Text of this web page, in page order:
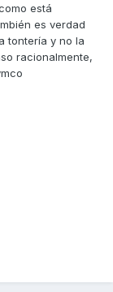
está
es verdad
tontería y no la
racionalmente,